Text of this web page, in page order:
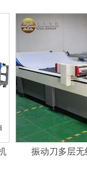
振动刀多层无